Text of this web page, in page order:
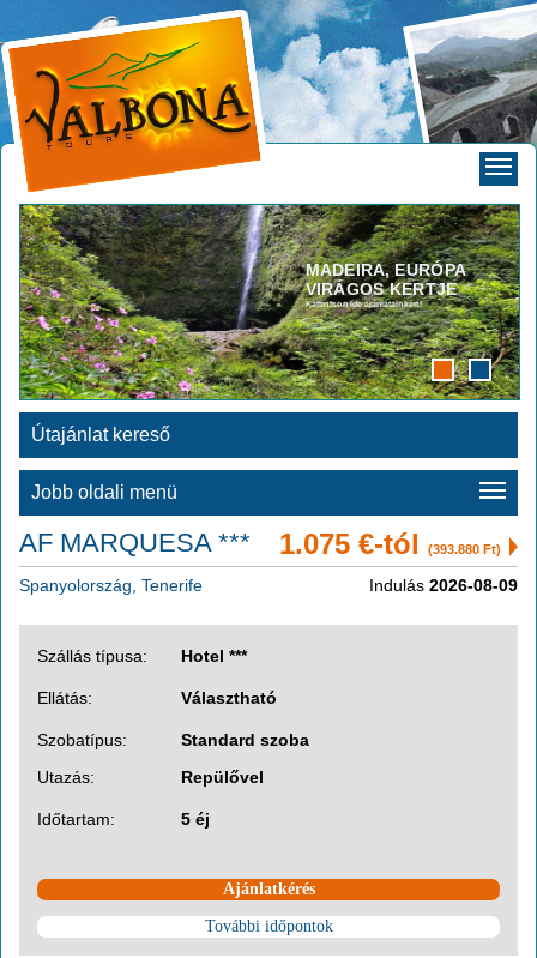
MADEIRA, EURÓPA
VIRÁGOS KERTJE
Kattintson ide ajánlatainkért!
Útajánlat kereső
Jobb oldali menü
AF MARQUESA *** 1.075 €-tól (393.880 Ft)
Spanyolország, Tenerife Indulás 2026-08-09
Szállás típusa: Hotel ***
Ellátás: Választható
Szobatípus:
Standard szoba
Utazás:
Repülővel
Időtartam: 5 éj
Ajánlatkérés
További időpontok